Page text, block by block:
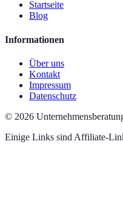
Startseite
Blog
Informationen
Über uns
Kontakt
Impressum
Datenschutz
© 2026
Einige Links sind Affiliate-